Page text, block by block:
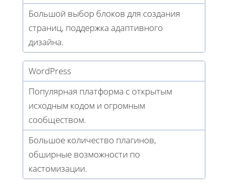
Большой выбор блоков для создания
страниц, поддержка адаптивного
дизайна.
WordPress
Популярная платформа с открытым
исходным кодом и огромным
сообществом.
Большое количество плагинов,
обширные возможности по
кастомизации.